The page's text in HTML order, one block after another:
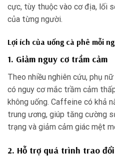
cực, tùy thuộc vào cơ địa, lối
của từng người.
Lợi ích của uống cà phê mỗi
1. Giảm nguy cơ trầm cảm
Theo nhiều nghiên cứu, phụ
có nguy cơ mắc trầm cảm
không uống. Caffeine có khả
trung ương, giúp tăng cường
trạng và giảm cảm giác mệt
2. Hỗ trợ quá trình trao